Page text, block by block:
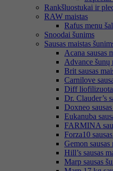
Rankšluostukai ir
RAW maistas
Rafus menu
Snoodai šunims
Sausas maistas
Acana sausas
Advance šunų
Brit sausas
Carnilove
Diff
Dr. Clauder’s
Doxneo
Eukanuba
FARMINA
Forza10
Gemon sausas
Hill’s sausas
Marp sausas